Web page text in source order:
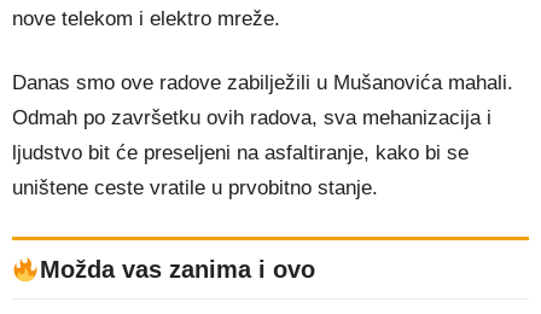
nove telekom i elektro mreže.
Danas smo ove radove zabilježili u Mušanovića mahali.
Odmah po završetku ovih radova, sva mehanizacija i
ljudstvo bit će preseljeni na asfaltiranje, kako bi se
uništene ceste vratile u prvobitno stanje.
Možda vas zanima i ovo